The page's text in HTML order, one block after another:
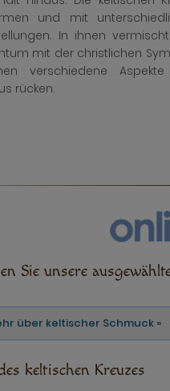
und mit
In ihnen
mit der christlichen
verschiedene
rücken.
Sie unsere
über keltischer Schmuck »
keltischen Kreuzes